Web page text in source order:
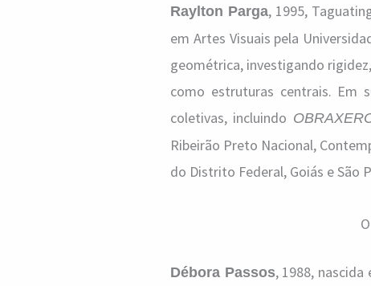
Raylton Parga, 1995,
em Artes Visuais pela
geométrica, investigando
como estruturas centrais. Em
coletivas, incluindo
Ribeirão Preto Nacional,
do Distrito Federal, Goiás e São
Débora Passos, 1988, nascida